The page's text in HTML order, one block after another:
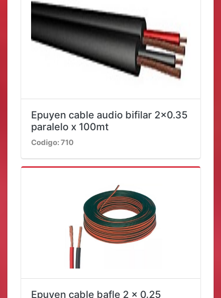
Epuyen cable audio bifilar 2x0.35
paralelo x 100mt
Codigo: 710
Epuyen cable bafle 2 x 0.25